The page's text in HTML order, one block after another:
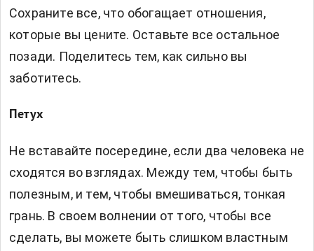
Сохраните все, что обогащает отношения,
которые вы цените. Оставьте все остальное
позади. Поделитесь тем, как сильно вы
заботитесь.
Петух
Не вставайте посередине, если два человека не
сходятся во взглядах. Между тем, чтобы быть
полезным, и тем, чтобы вмешиваться, тонкая
грань. В своем волнении от того, чтобы все
сделать, вы можете быть слишком властным